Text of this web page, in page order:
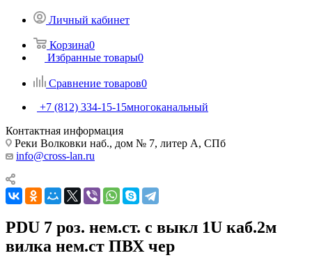
Личный кабинет
Корзина0
Избранные товары0
Сравнение товаров0
+7 (812) 334-15-15многоканальный
Контактная информация
Реки Волковки наб., дом № 7, литер А, СПб
info@cross-lan.ru
PDU 7 роз. нем.ст. с выкл 1U каб.2м
вилка нем.ст ПВХ чер